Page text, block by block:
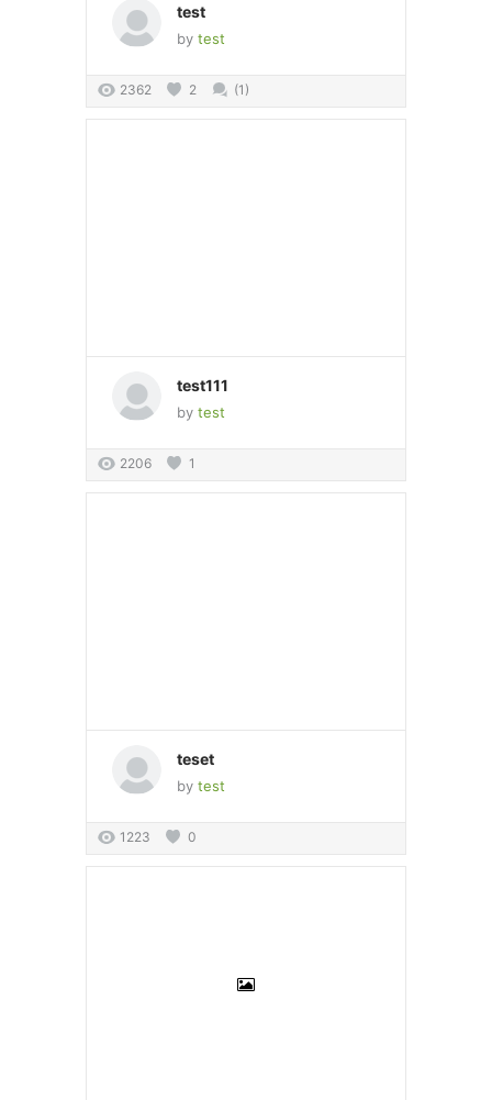
test
by test
2362 2 (1)
test111
by test
2206 1
teset
by test
1223 0